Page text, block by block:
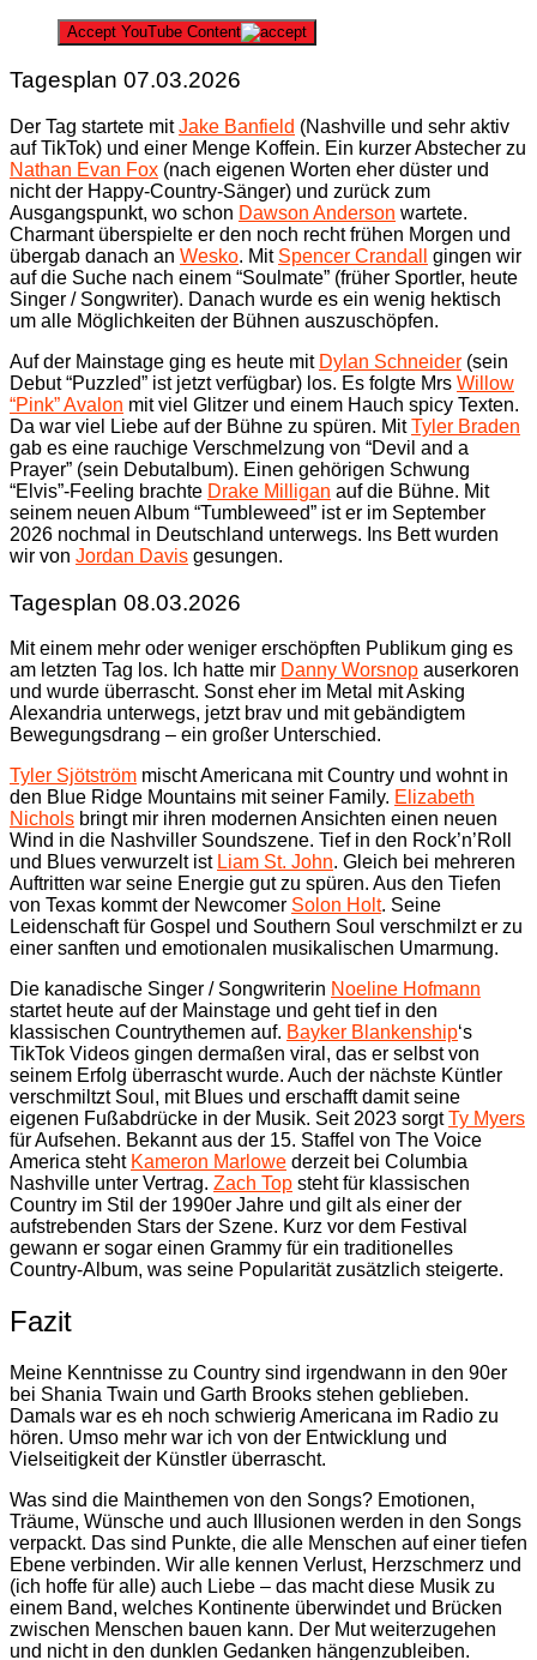
Accept YouTube Content
Tagesplan 07.03.2026
Der Tag startete mitJake Banfield (Nashville und sehr aktiv
auf TikTok) und einer Menge Koffein. Ein kurzer Abstecher zu
Nathan Evan Fox (nach eigenen Worten eher düster und
nicht der Happy-Country-Sänger) und zurück zum
Ausgangspunkt, wo schon Dawson Anderson wartete.
Charmant überspielte er den noch recht frühen Morgen und
übergab danach an Wesko. Mit Spencer Crandall
gingen wir
auf die Suche nach einem “Soulmate” (früher Sportler, heute
Singer / Songwriter). Danach wurde es ein wenig hektisch
um alle Möglichkeiten der Bühnen auszuschöpfen.
Auf der Mainstage ging es heute mit Dylan Schneider (sein
Debut “Puzzled” ist jetzt verfügbar) los. Es folgte Mrs Willow
“Pink” Avalon mit viel Glitzer und einem Hauch spicy Texten.
Da war viel Liebe auf der Bühne zu spüren. MitTyler Braden
gab es eine rauchige Verschmelzung von “Devil and a
Prayer” (sein Debutalbum). Einen gehörigen Schwung
“Elvis”-Feeling brachte Drake Milligan auf die Bühne. Mit
seinem neuen Album “Tumbleweed” ist er im September
2026 nochmal in Deutschland unterwegs. Ins Bett wurden
wir von Jordan Davis gesungen.
Tagesplan 08.03.2026
Mit einem mehr oder weniger erschöpften Publikum ging es
am letzten Tag los. Ich hatte mir Danny Worsnop auserkoren
und wurde überrascht. Sonst eher im Metal mit Asking
Alexandria unterwegs, jetzt brav und mit gebändigtem
Bewegungsdrang – ein großer Unterschied.
Tyler Sjötström mischt Americana mit Country und wohnt in
den Blue Ridge Mountains mit seiner Family. Elizabeth
Nichols bringt mir ihren modernen Ansichten einen neuen
Wind in die Nashviller Soundszene. Tief in den Rock’n’Roll
und Blues verwurzelt ist Liam St. John. Gleich bei mehreren
Auftritten war seine Energie gut zu spüren. Aus den Tiefen
von Texas kommt der Newcomer Solon Holt. Seine
Leidenschaft für Gospel und Southern Soul verschmilzt er zu
einer sanften und emotionalen musikalischen Umarmung.
Die kanadische Singer / Songwriterin Noeline Hofmann
startet heute auf der Mainstage und geht tief in den
klassischen Countrythemen auf. Bayker Blankenship‘s
TikTok Videos gingen dermaßen viral, das er selbst von
seinem Erfolg überrascht wurde. Auch der nächste Küntler
verschmiltzt Soul, mit Blues und erschafft damit seine
eigenen Fußabdrücke in der Musik. Seit 2023 sorgtTy Myers
für Aufsehen. Bekannt aus der 15. Staffel von The Voice
America steht Kameron Marlowe derzeit bei Columbia
Nashville unter Vertrag. Zach Top steht für klassischen
Country im Stil der 1990er Jahre und gilt als einer der
aufstrebenden Stars der Szene. Kurz vor dem Festival
gewann er sogar einen Grammy für ein traditionelles
Country-Album, was seine Popularität zusätzlich steigerte.
Fazit
Meine Kenntnisse zu Country sind irgendwann in den 90er
bei Shania Twain und Garth Brooks stehen geblieben.
Damals war es eh noch schwierig Americana im Radio zu
hören. Umso mehr war ich von der Entwicklung und
Vielseitigkeit der Künstler überrascht.
Was sind die Mainthemen von den Songs? Emotionen,
Träume, Wünsche und auch Illusionen werden in den Songs
verpackt. Das sind Punkte, die alle Menschen auf einer tiefen
Ebene verbinden. Wir alle kennen Verlust, Herzschmerz und
(ich hoffe für alle) auch Liebe – das macht diese Musik zu
einem Band, welches Kontinente überwindet und Brücken
zwischen Menschen bauen kann. Der Mut weiterzugehen
und nicht in den dunklen Gedanken hängenzubleiben.